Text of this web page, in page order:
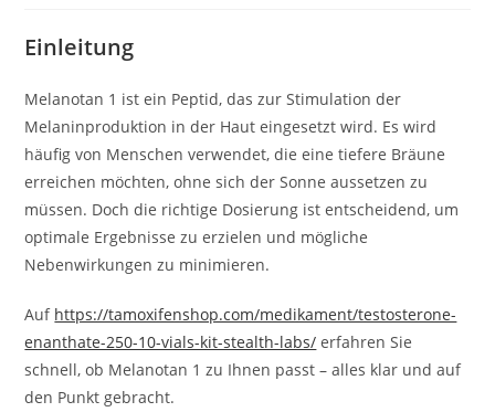
entrada:
Einleitung
Melanotan 1 ist ein Peptid, das zur Stimulation der
Melaninproduktion in der Haut eingesetzt wird. Es wird
häufig von Menschen verwendet, die eine tiefere Bräune
erreichen möchten, ohne sich der Sonne aussetzen zu
müssen. Doch die richtige Dosierung ist entscheidend, um
optimale Ergebnisse zu erzielen und mögliche
Nebenwirkungen zu minimieren.
Auf https://tamoxifenshop.com/medikament/testosterone-
enanthate-250-10-vials-kit-stealth-labs/ erfahren Sie
schnell, ob Melanotan 1 zu Ihnen passt – alles klar und auf
den Punkt gebracht.